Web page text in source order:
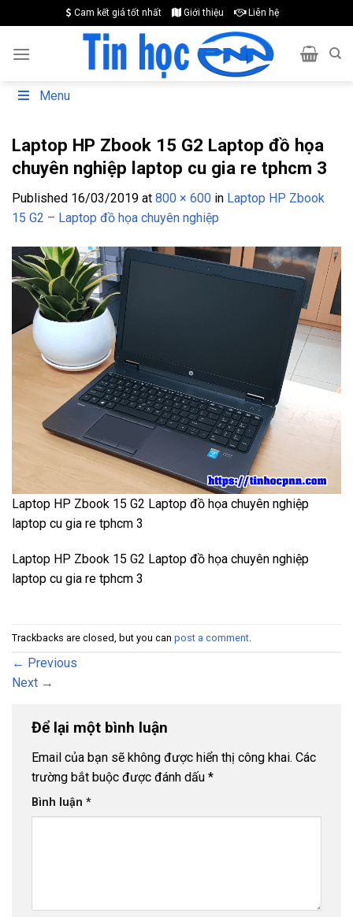
to
content
Cam kết giá tốt nhất Giới thiệu Liên hệ
Menu
Laptop HP Zbook 15 G2 Laptop đồ họa
chuyên nghiệp laptop cu gia re tphcm 3
Published 16/03/2019 at 800 × 600 in Laptop HP Zbook
15 G2 – Laptop đồ họa chuyên nghiệp
Laptop HP Zbook 15 G2 Laptop đồ họa chuyên nghiệp
laptop cu gia re tphcm 3
Laptop HP Zbook 15 G2 Laptop đồ họa chuyên nghiệp
laptop cu gia re tphcm 3
Trackbacks are closed, but you can post a comment
← Previous
Next →
Để lại một bình luận
Email của bạn sẽ không được hiển thị công khai. Các
trường bắt buộc được đánh dấu *
Bình luận *